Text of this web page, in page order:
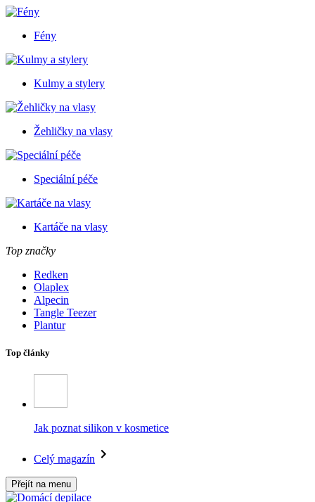
Fény
Kulmy a stylery
Žehličky na vlasy
Speciální péče
Kartáče na vlasy
Top značky
Redken
Olaplex
Alpecin
Tangle Teezer
Plantur
Top články
Jak poznat silikon v kosmetice
Celý magazín
Přejít na menu